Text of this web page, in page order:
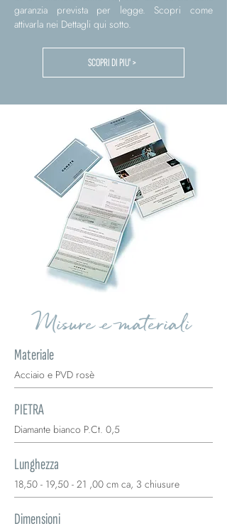
garanzia prevista per legge. Scopri come
attivarla nei Dettagli qui sotto.
SCOPRI DI PIU' >
Misure e materiali
Materiale
Acciaio e PVD rosè
PIETRA
Diamante bianco P.Ct. 0,5
Lunghezza
18,50 - 19,50 - 21 ,00 cm ca, 3 chiusure
Dimensioni